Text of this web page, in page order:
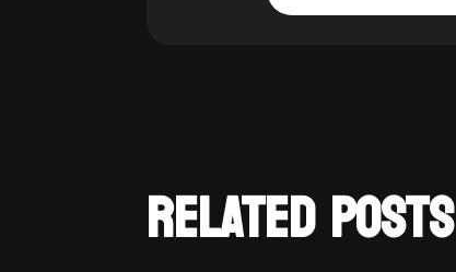
RELATED POSTS